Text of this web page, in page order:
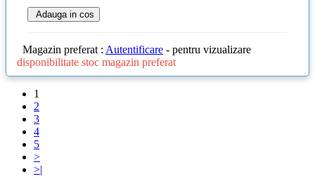
Adauga in cos
Magazin preferat : Autentificare - pentru vizualizare
disponibilitate stoc magazin preferat
1
2
3
4
5
>
>|